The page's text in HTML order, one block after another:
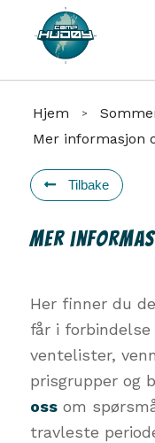
Hjem >
Mer informasjon
Tilbake
Mer
Her finner du
får i forbindelse
ventelister,
prisgrupper og
ossom
travleste